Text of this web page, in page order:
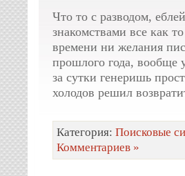
Что то с разводом,
знакомствами все как
времени ни желания
прошлого года, вообще
за сутки генеришь
холодов решил
Категория: Поисковые
Комментариев »